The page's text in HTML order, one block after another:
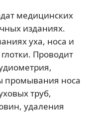
медицинских
изданиях.
уха, носа и
Проводит
промывания носа
труб,
удаления